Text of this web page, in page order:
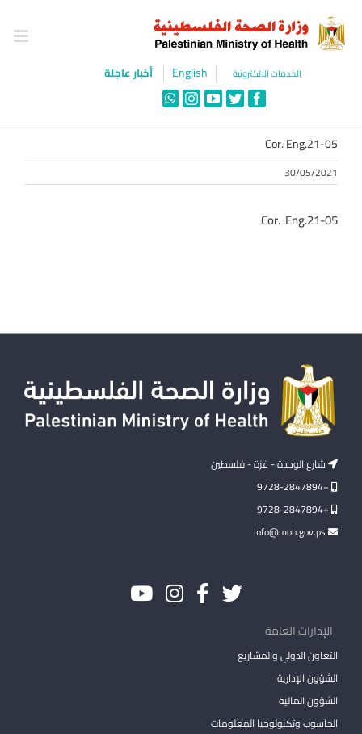
content
الخدمات الالكترونية English أخبار عاجلة
Facebook
Twitter
YouTube
Instagram
WhatsApp
Cor. Eng.21-05
30/05/2021
Cor. Eng.21-05
شارع الوحدة - غزة - فلسطين
+9728-2847894
+9728-2847894
الإدارات العامة
التعاون الدولي والمشاريع
الشؤون الإدارية
الشؤون المالية
الحاسوب وتكنولوجيا المعلومات